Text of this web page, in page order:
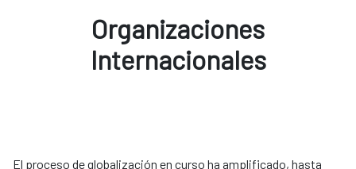
Organizaciones
Internacionales
El proceso de globalización en curso ha amplificado, hasta